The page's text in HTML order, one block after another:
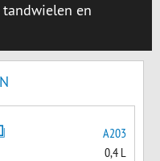
tandwielen en
A203
0,4 L